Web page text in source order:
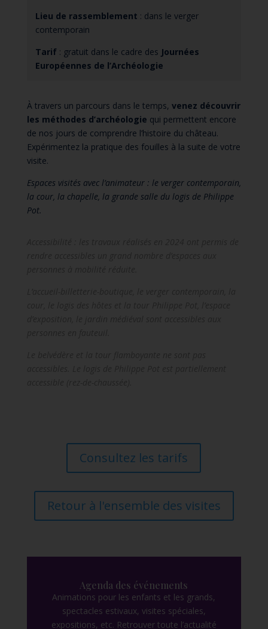
Lieu de rassemblement : dans le verger
contemporain
Tarif : gratuit dans le cadre des Journées
Européennes de l’Archéologie
À travers un parcours dans le temps, venez découvrir
les méthodes d’archéologie qui permettent encore
de nos jours de comprendre l’histoire du château.
Expérimentez la pratique des fouilles à la suite de votre
visite.
Espaces visités avec l’animateur : le verger contemporain,
la cour, la chapelle, la grande salle du logis de Philippe
Pot.
Consultez les tarifs
Retour à l'ensemble des visites
Agenda des événements
Animations pour les enfants et les grands,
spectacles estivaux, visites spéciales,
expositions, etc. Retrouver toute l’actualité